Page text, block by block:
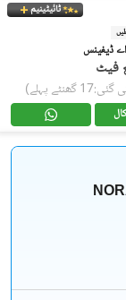
ٹائیٹینیم
پہلے)
کال